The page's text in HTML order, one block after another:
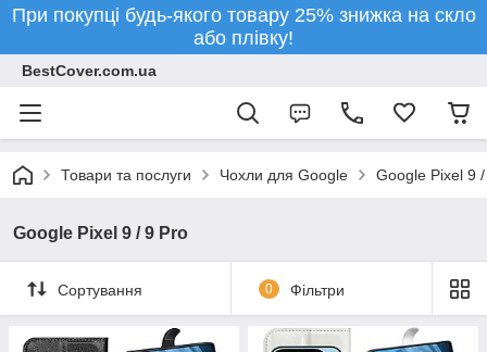
При покупці будь-якого товару 25% знижка на скло
або плівку!
BestCover.com.ua
Товари та послуги Чохли для Google Google Pixel 9
Google Pixel 9 / 9 Pro
Сортування 0 Фільтри